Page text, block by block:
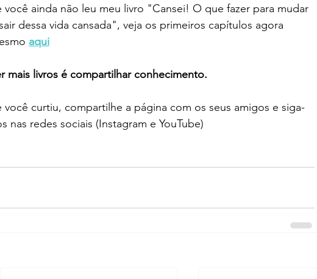
você ainda não leu meu livro "Cansei! O que fazer para mudar
dessa vida cansada", veja os primeiros capítulos agora
aqui
mais livros é compartilhar conhecimento.
você curtiu, compartilhe a página com os seus amigos e siga-
nas redes sociais (Instagram e YouTube)